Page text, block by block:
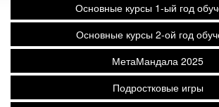
Основные курсы 1-ый год
Основные курсы 2-ой год
МетаМандала 2025
Подростковые игры